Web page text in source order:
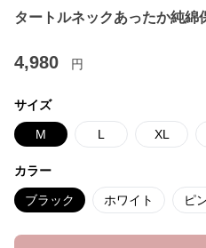
タートルネックあったか純綿
4,980 円
サイズ
M L XL
カラー
ブラック ホワイト ピ